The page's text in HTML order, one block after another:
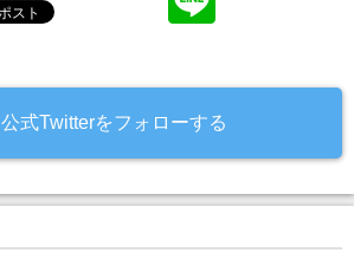
‎公式Twitterをフォローする